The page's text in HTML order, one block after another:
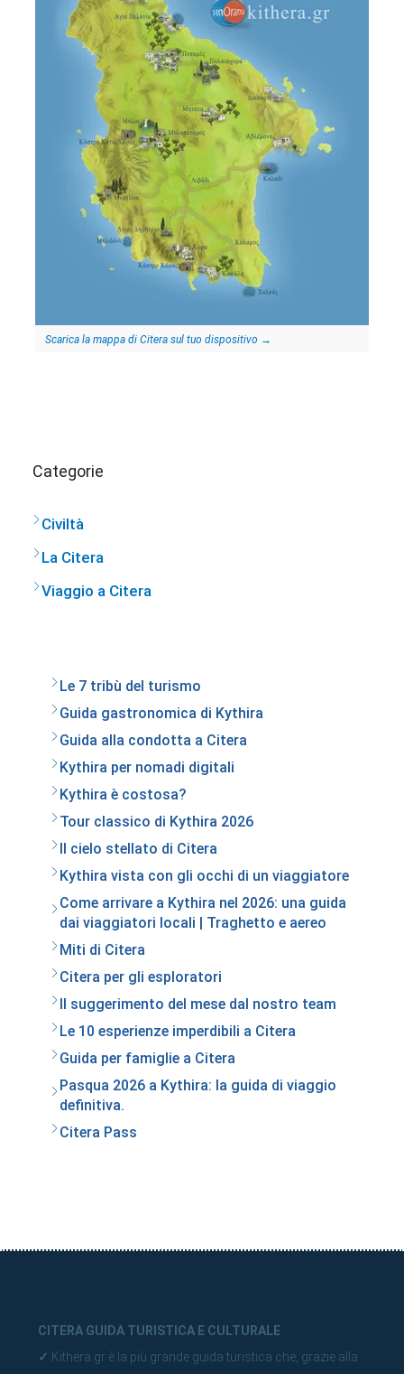
Scarica la mappa di Citera sul tuo dispositivo →
Categorie
Civiltà
La Citera
Viaggio a Citera
Le 7 tribù del turismo
Guida gastronomica di Kythira
Guida alla condotta a Citera
Kythira per nomadi digitali
Kythira è costosa?
Tour classico di Kythira 2026
Il cielo stellato di Citera
Kythira vista con gli occhi di un viaggiatore
Come arrivare a Kythira nel 2026: una guida
dai viaggiatori locali | Traghetto e aereo
Miti di Citera
Citera per gli esploratori
Il suggerimento del mese dal nostro team
Le 10 esperienze imperdibili a Citera
Guida per famiglie a Citera
Pasqua 2026 a Kythira: la guida di viaggio
definitiva.
Citera Pass
CITERA GUIDA TURISTICA E CULTURALE
✓ Kithera.gr è la più grande guida turistica che, grazie alla